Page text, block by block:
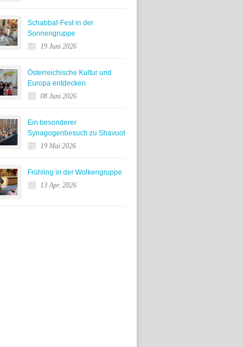
Schabbat-Fest in der
Sonnengruppe
19 Juni 2026
Österreichische Kultur und
Europa entdecken
08 Juni 2026
Ein besonderer
Synagogenbesuch zu Shavuot
19 Mai 2026
Frühling in der Wolkengruppe
13 Apr. 2026